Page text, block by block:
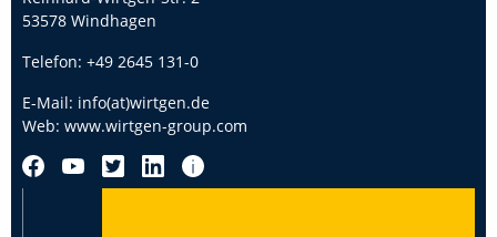
53578 Windhagen
Telefon: +49 2645 131-0
E-Mail: info(at)wirtgen.de
Web: www.wirtgen-group.com